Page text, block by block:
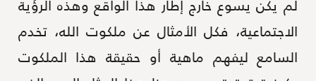
الاجتماعية، فكل الأمثال عن ملكوت الله، تخدم
السامع ليفهم ماهية أو حقيقة هذا الملكوت